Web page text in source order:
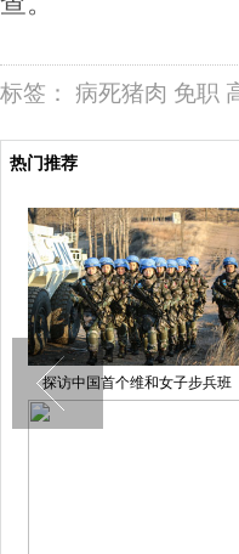
标签： 病死猪肉 免职
热门推荐
个维和女子步兵班 重庆